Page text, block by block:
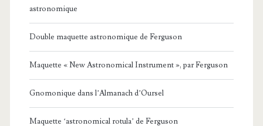
astronomique
Double maquette astronomique de Ferguson
Maquette « New Astronomical Instrument », par Ferguson
Gnomonique dans l’Almanach d’Oursel
Maquette ‘astronomical rotula’ de Ferguson